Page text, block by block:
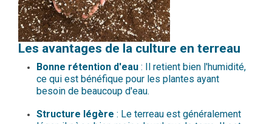
Les avantages de la culture en terreau
Bonne rétention d'eau : Il retient bien l'humidité,
ce qui est bénéfique pour les plantes ayant
besoin de beaucoup d'eau.
Structure légère : Le terreau est généralement